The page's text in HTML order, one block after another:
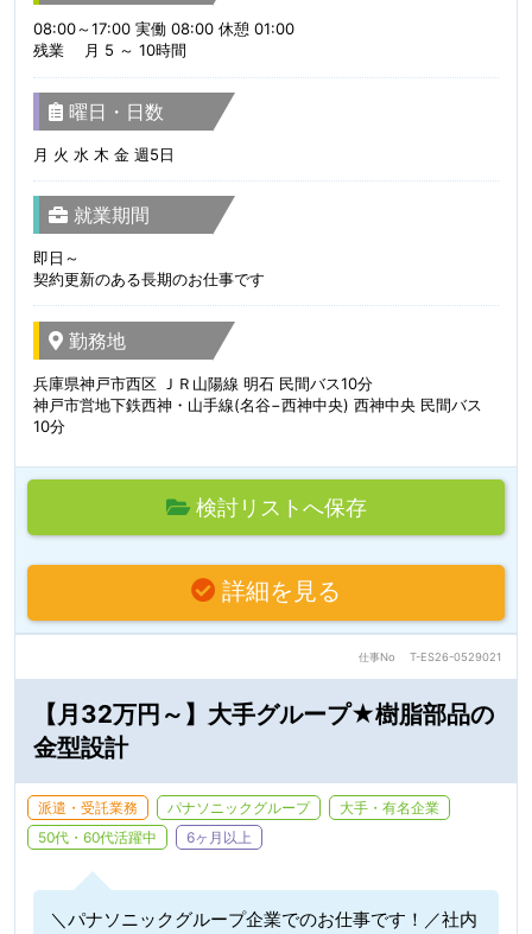
08:00～17:00 実働 08:00 休憩 01:00
残業 月 5 ～ 10時間
曜日・日数
月 火 水 木 金 週5日
就業期間
即日～
契約更新のある長期のお仕事です
勤務地
兵庫県神戸市西区 ＪＲ山陽線 明石 民間バス10分
神戸市営地下鉄西神・山手線(名谷−西神中央) 西神中央 民間バス
10分
検討リストへ保存
詳細を見る
仕事No T-ES26-0529021
【月32万円～】大手グループ★樹脂部品の
金型設計
派遣・受託業務 パナソニックグループ
大手・有名企業
50代・60代活躍中
6ヶ月以上
＼パナソニックグループ企業でのお仕事です！／社内